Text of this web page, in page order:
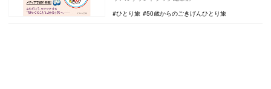
…
ひとり旅
50歳からのごきげんひとり旅